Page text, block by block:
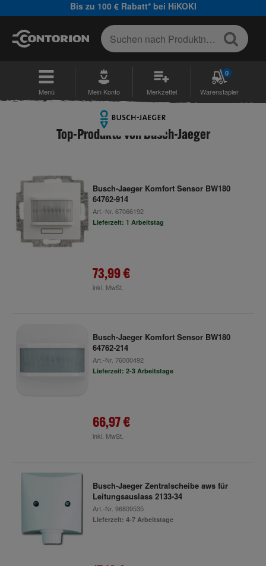
Bis zu 100 € Rabatt* bei HiKOKI
Menü Mein Konto Merkzettel
0
Warenstapler
Top-Produkte von Busch-Jaeger
Busch-Jaeger Komfort Sensor BW180
64762-914
Art.-Nr. 67066192
Lieferzeit: 1 Arbeitstag
73,99 €
inkl. MwSt.
Busch-Jaeger Komfort Sensor BW180
64762-214
Art.-Nr. 76000492
Lieferzeit: 2-3 Arbeitstage
66,97 €
inkl. MwSt.
Busch-Jaeger Zentralscheibe aws für
Leitungsauslass 2133-34
Art.-Nr. 96809535
Lieferzeit: 4-7 Arbeitstage